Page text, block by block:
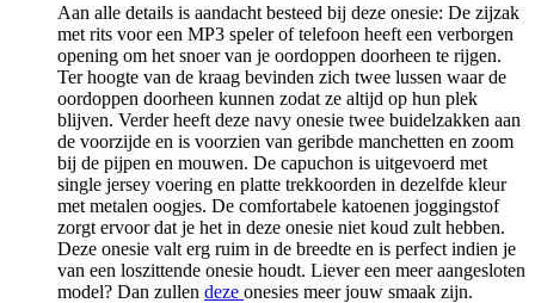
Aan alle details is aandacht besteed bij deze onesie: De zijzak
met rits voor een MP3 speler of telefoon heeft een verborgen
opening om het snoer van je oordoppen doorheen te rijgen.
Ter hoogte van de kraag bevinden zich twee lussen waar de
oordoppen doorheen kunnen zodat ze altijd op hun plek
blijven. Verder heeft deze navy onesie twee buidelzakken aan
de voorzijde en is voorzien van geribde manchetten en zoom
bij de pijpen en mouwen. De capuchon is uitgevoerd met
single jersey voering en platte trekkoorden in dezelfde kleur
met metalen oogjes. De comfortabele katoenen joggingstof
zorgt ervoor dat je het in deze onesie niet koud zult hebben.
Deze onesie valt erg ruim in de breedte en is perfect indien je
van een loszittende onesie houdt. Liever een meer aangesloten
model? Dan zullen deze onesies meer jouw smaak zijn.